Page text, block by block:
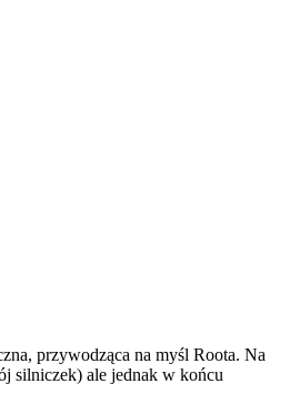
przywodząca na myśl Roota. Na
silniczek) ale jednak w końcu